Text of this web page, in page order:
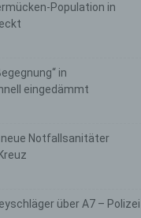
Population in
in
eingedämmt
neue Notfallsanitäter
über A7 – Polizei